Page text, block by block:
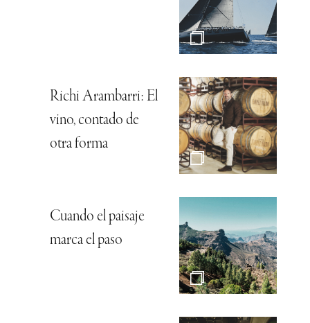
Richi Arambarri: El
vino, contado de
otra forma
Cuando el paisaje
marca el paso